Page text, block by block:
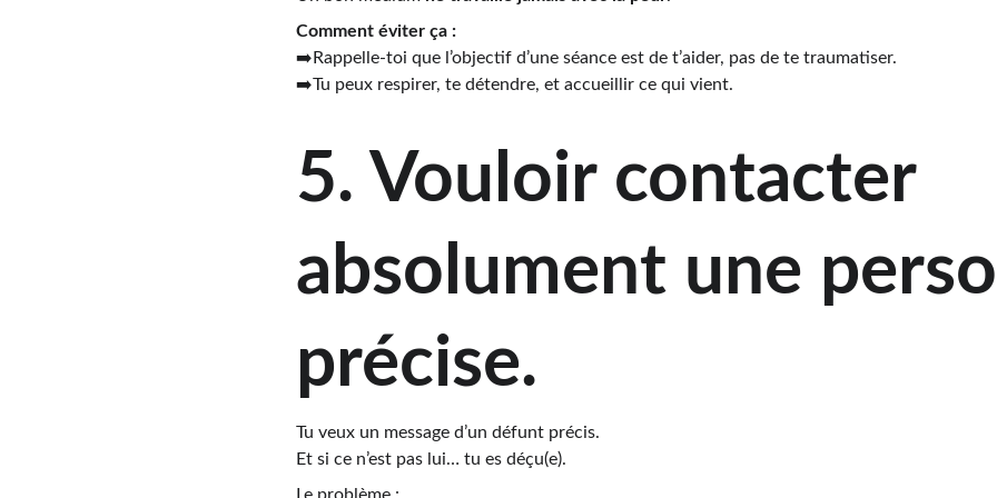
Comment éviter ça :
➡️Rappelle-toi que l’objectif d’une séance est de t’aider, pas de te traumatiser.
➡️Tu peux respirer, te détendre, et accueillir ce qui vient.
5. Vouloir contacter
absolument une
précise.
Tu veux un message d’un défunt précis.
Et si ce n’est pas lui… tu es déçu(e).